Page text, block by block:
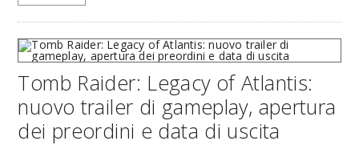
Tomb Raider: Legacy of Atlantis:
nuovo trailer di gameplay, apertura
dei preordini e data di uscita